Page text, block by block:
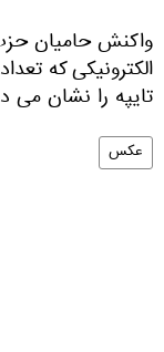
واکنش حامیان
الکترونیکی که
تایپه را نشان می
عکس